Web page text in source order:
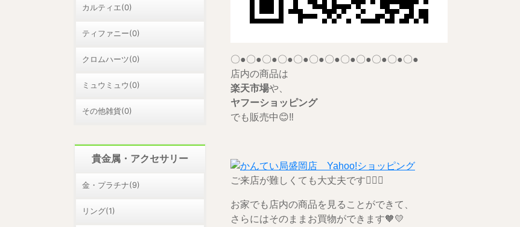
〇●〇●〇●〇●〇●〇●〇●〇●〇●〇●〇●〇●
店内の商品は
楽天市場や、
ヤフーショッピング
でも販売中😊‼️
ご来店が難しくても大丈夫です🙆🏻‍♀️
お家でも店内の商品を見ることができて、
さらにはそのままお買物ができます🧡💛
カルティエ(0)
ティファニー(0)
クロムハーツ(0)
ミュウミュウ(0)
その他雑貨(0)
貴金属・アクセサリー
金・プラチナ(9)
リング(1)